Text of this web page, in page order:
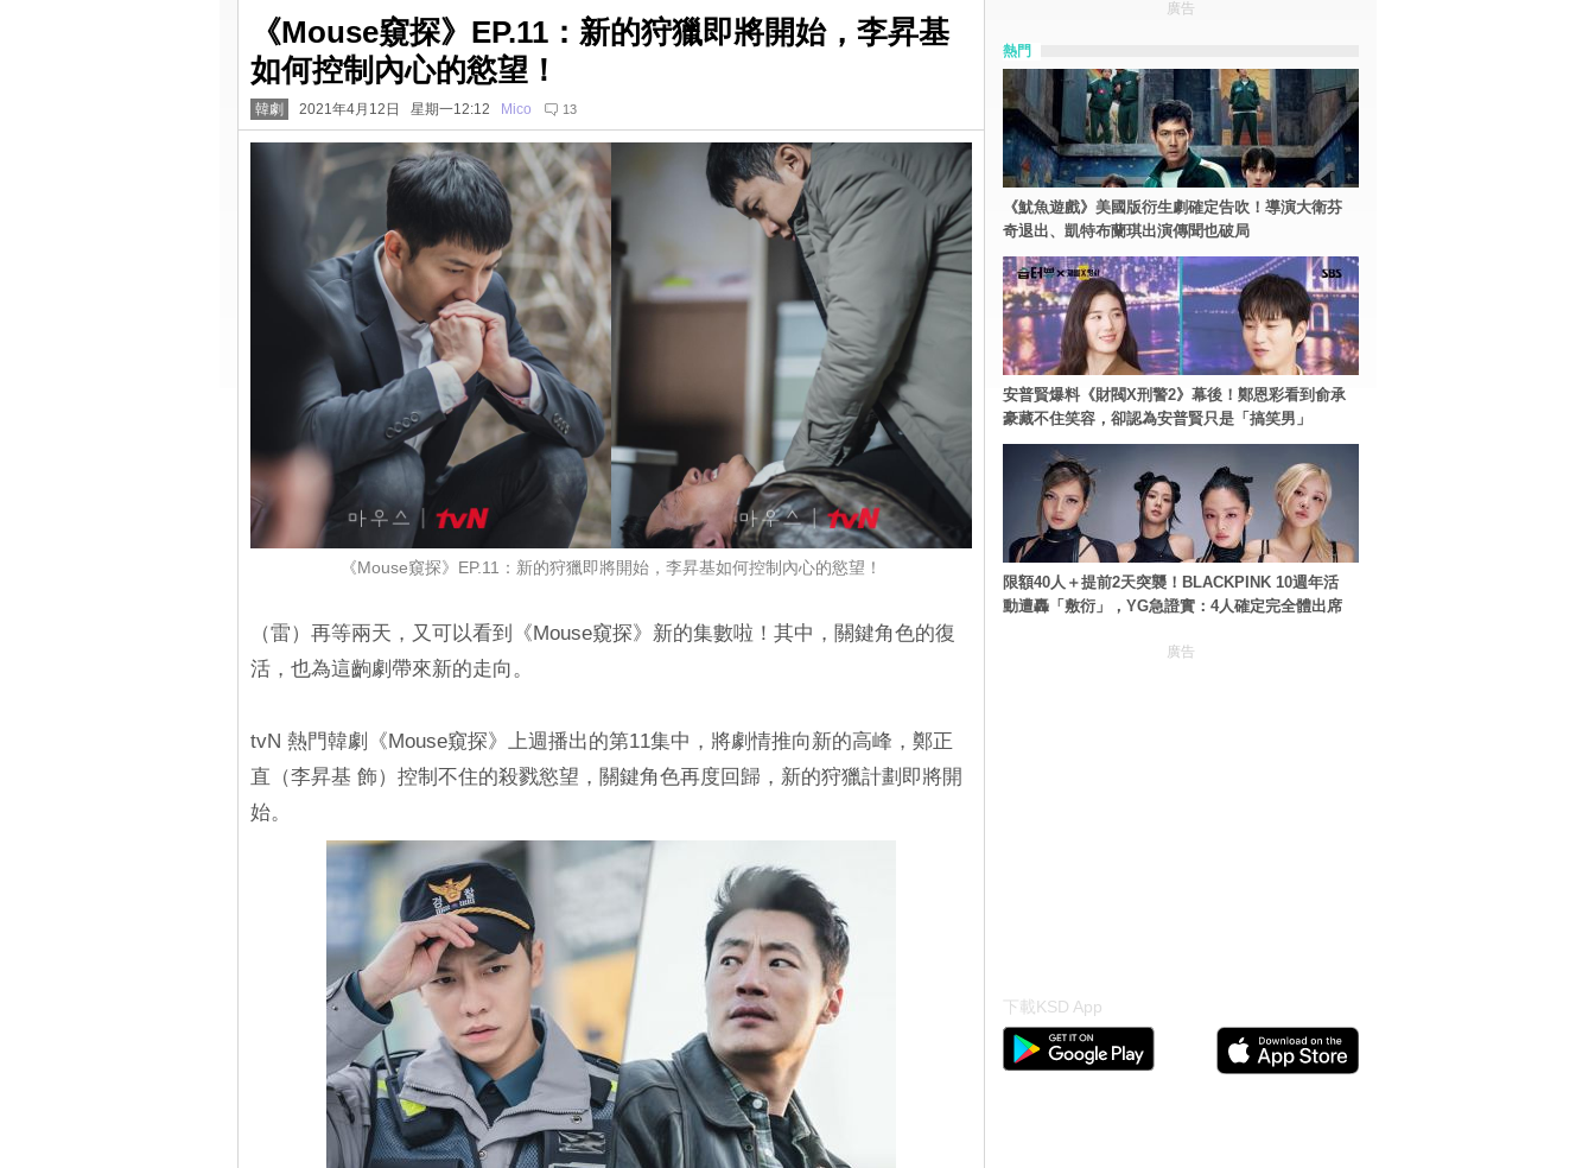
《Mouse窺探》EP.11：新的狩獵即將開始，李昇基
如何控制內心的慾望！
韓劇 2021年4月12日 星期一12:12 Mico 13
《Mouse窺探》EP.11：新的狩獵即將開始，李昇基如何控制內心的慾望！
（雷）再等兩天，又可以看到《Mouse窺探》新的集數啦！其中，關鍵角色的復
活，也為這齣劇帶來新的走向。
tvN 熱門韓劇《Mouse窺探》上週播出的第11集中，將劇情推向新的高峰，鄭正
直（李昇基 飾）控制不住的殺戮慾望，關鍵角色再度回歸，新的狩獵計劃即將開
始。
廣告
熱門
《魷魚遊戲》美國版衍生劇確定告吹！導演大衛芬
奇退出、凱特布蘭琪出演傳聞也破局
安普賢爆料《財閥X刑警2》幕後！鄭恩彩看到俞承
豪藏不住笑容，卻認為安普賢只是「搞笑男」
限額40人＋提前2天突襲！BLACKPINK 10週年活
動遭轟「敷衍」，YG急證實：4人確定完全體出席
廣告
下載KSD App